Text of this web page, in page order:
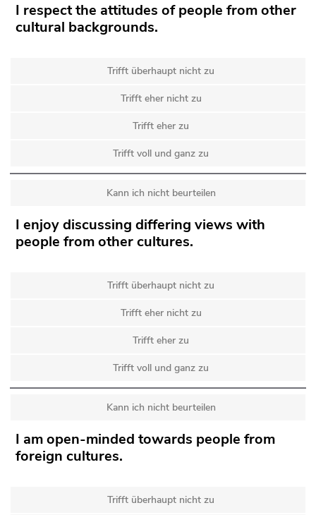
I respect the attitudes of people from other
cultural backgrounds.
Trifft überhaupt nicht zu
Trifft eher nicht zu
Trifft eher zu
Trifft voll und ganz zu
Kann ich nicht beurteilen
I enjoy discussing differing views with
people from other cultures.
Trifft überhaupt nicht zu
Trifft eher nicht zu
Trifft eher zu
Trifft voll und ganz zu
Kann ich nicht beurteilen
I am open-minded towards people from
foreign cultures.
Trifft überhaupt nicht zu